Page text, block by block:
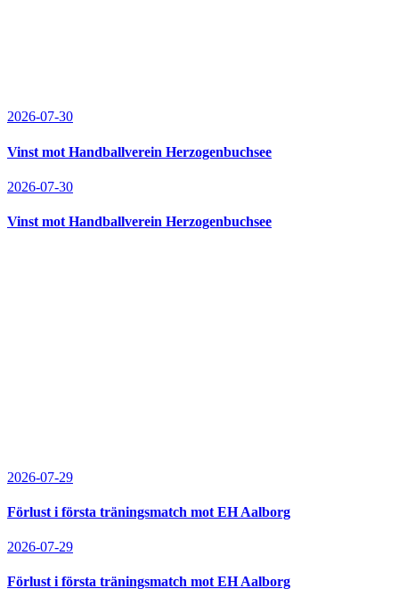
2026-07-30
Vinst mot Handballverein Herzogenbuchsee
2026-07-30
Vinst mot Handballverein Herzogenbuchsee
2026-07-29
Förlust i första träningsmatch mot EH Aalborg
2026-07-29
Förlust i första träningsmatch mot EH Aalborg